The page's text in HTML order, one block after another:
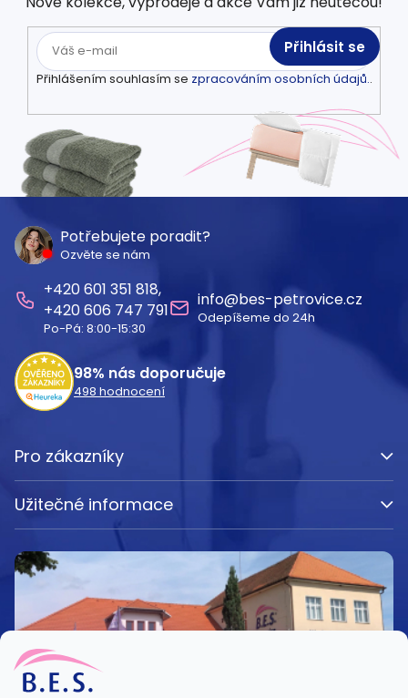
Přihlášením souhlasím se zpracováním osobních údajů..
Přihlásit se
Potřebujete poradit?
Ozvěte se nám
601 351 818
606 747 791
Po-Pá: 8:00-15:30
info@bes-petrovice.cz
Odepíšeme do 24h
98% nás doporučuje
498 hodnocení
Pro zákazníky
Užitečné informace